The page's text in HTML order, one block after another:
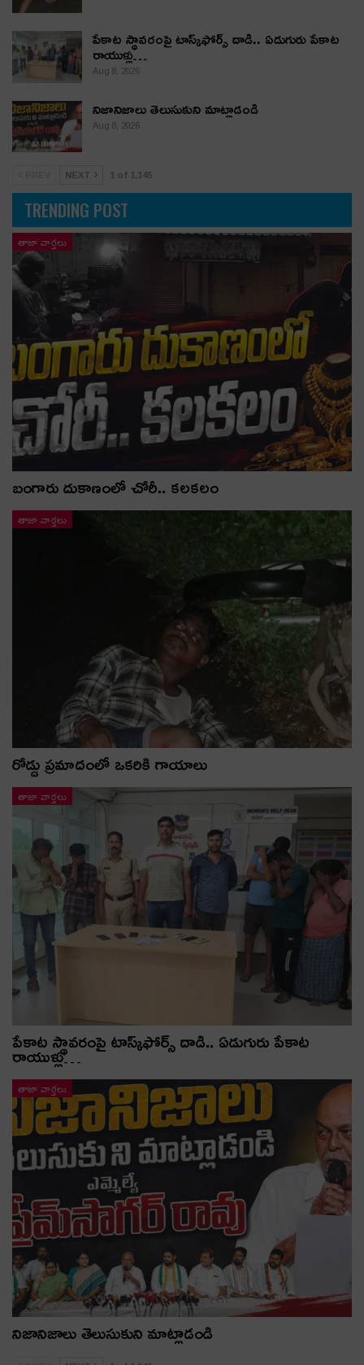
పేకాట స్థావరంపై టాస్క్‌ఫోర్స్ దాడి.. ఏడుగురు పేకాట
రాయుళ్లు…
Aug 8, 2026
నిజానిజాలు తెలుసుకుని మాట్లాడండి
Aug 8, 2026
NEXT 1 of 1,145
TRENDING POST
తాజా వార్తలు
బంగారు దుకాణంలో చోరీ.. కలకలం
తాజా వార్తలు
రోడ్డు ప్రమాదంలో ఒకరికి గాయాలు
తాజా వార్తలు
పేకాట స్థావరంపై టాస్క్‌ఫోర్స్ దాడి.. ఏడుగురు పేకాట
రాయుళ్లు…
తాజా వార్తలు
నిజానిజాలు తెలుసుకుని మాట్లాడండి